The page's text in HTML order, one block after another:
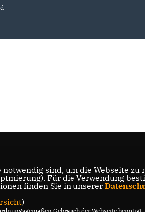
notwendig sind, um die Webseite
Für die Verwendung
finden Sie in unserer
)
Gebrauch der Webseite benötigt.